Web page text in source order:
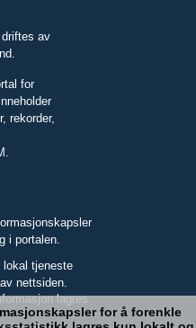
av
for
rekorder,
i portalen.
lokal tjeneste
nettsiden.
lagres
for å forenkle